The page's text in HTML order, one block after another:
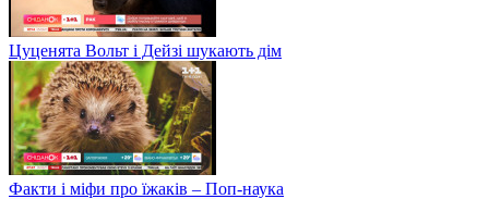
Цуценята Вольт і Дейзі шукають дім
Факти і міфи про їжаків – Поп-наука